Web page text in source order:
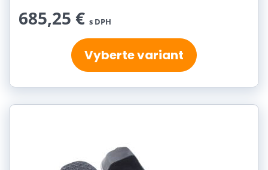
685,25 € s DPH
Vyberte variant